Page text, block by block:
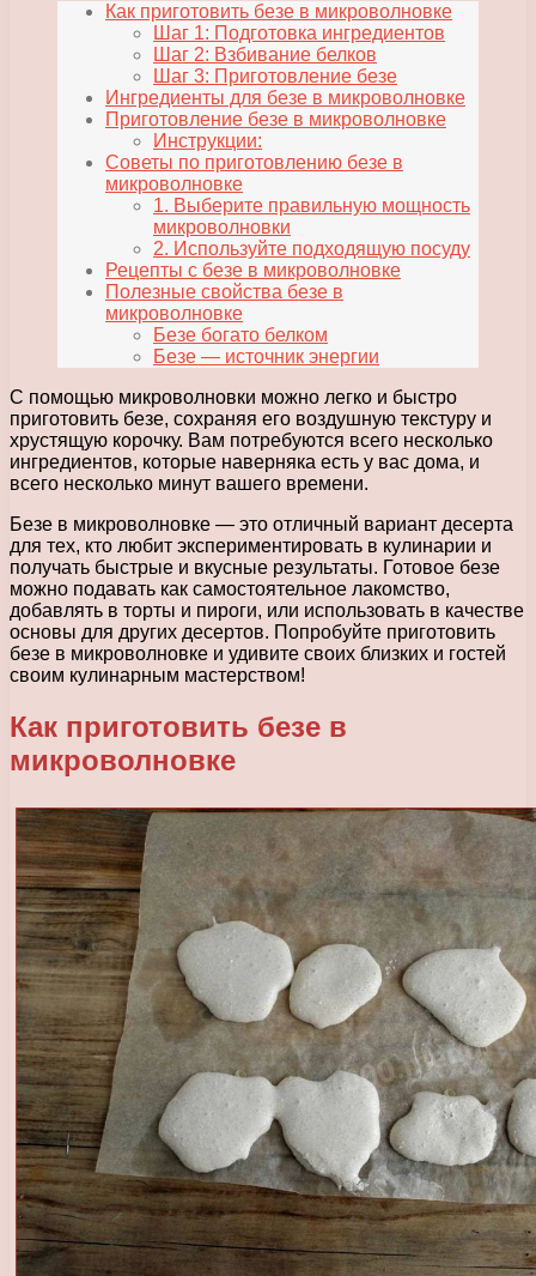
Как приготовить безе в микроволновке
Шаг 1: Подготовка ингредиентов
Шаг 2: Взбивание белков
Шаг 3: Приготовление безе
Ингредиенты для безе в микроволновке
Приготовление безе в микроволновке
Инструкции:
Советы по приготовлению безе в
микроволновке
1. Выберите правильную мощность
микроволновки
2. Используйте подходящую посуду
Рецепты с безе в микроволновке
Полезные свойства безе в
микроволновке
Безе богато белком
Безе — источник энергии
С помощью микроволновки можно легко и быстро
приготовить безе, сохраняя его воздушную текстуру и
хрустящую корочку. Вам потребуются всего несколько
ингредиентов, которые наверняка есть у вас дома, и
всего несколько минут вашего времени.
Безе в микроволновке — это отличный вариант десерта
для тех, кто любит экспериментировать в кулинарии и
получать быстрые и вкусные результаты. Готовое безе
можно подавать как самостоятельное лакомство,
добавлять в торты и пироги, или использовать в качестве
основы для других десертов. Попробуйте приготовить
безе в микроволновке и удивите своих близких и гостей
своим кулинарным мастерством!
Как приготовить безе в
микроволновке